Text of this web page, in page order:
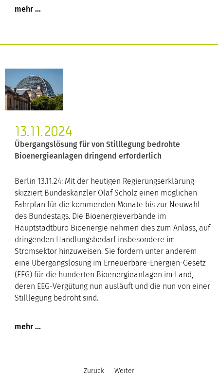
13.11.2024
Übergangslösung für von Stilllegung bedrohte
Bioenergieanlagen dringend erforderlich
Berlin 13.11.24: Mit der heutigen Regierungserklärung
skizziert Bundeskanzler Olaf Scholz einen möglichen
Fahrplan für die kommenden Monate bis zur Neuwahl
des Bundestags. Die Bioenergieverbände im
Hauptstadtbüro Bioenergie nehmen dies zum Anlass, auf
dringenden Handlungsbedarf insbesondere im
Stromsektor hinzuweisen. Sie fordern unter anderem
eine Übergangslösung im Erneuerbare-Energien-Gesetz
(EEG) für die hunderten Bioenergieanlagen im Land,
deren EEG-Vergütung nun ausläuft und die nun von einer
Stilllegung bedroht sind.
Zurück Weiter